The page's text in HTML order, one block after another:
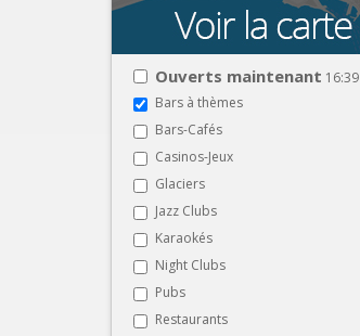
Ouverts maintenant 16:39
Bars à thèmes
Bars-Cafés
Casinos-Jeux
Glaciers
Jazz Clubs
Karaokés
Night Clubs
Pubs
Restaurants